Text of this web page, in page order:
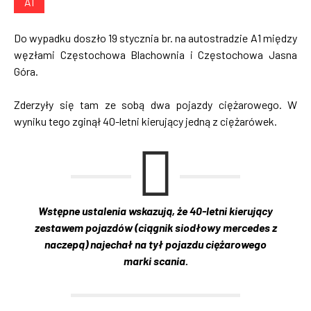
Do wypadku doszło 19 stycznia br. na autostradzie A1 między
węzłami Częstochowa Blachownia i Częstochowa Jasna
Góra.
Zderzyły się tam ze sobą dwa pojazdy ciężarowego. W
wyniku tego zginął 40-letni kierujący jedną z ciężarówek.
Wstępne ustalenia wskazują, że 40-letni kierujący
zestawem pojazdów (ciągnik siodłowy mercedes z
naczepą) najechał na tył pojazdu ciężarowego
marki scania.